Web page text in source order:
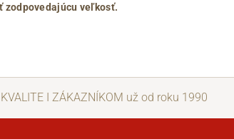
zodpovedajúcu veľkosť.
I ZÁKAZNÍKOM už od roku 1990